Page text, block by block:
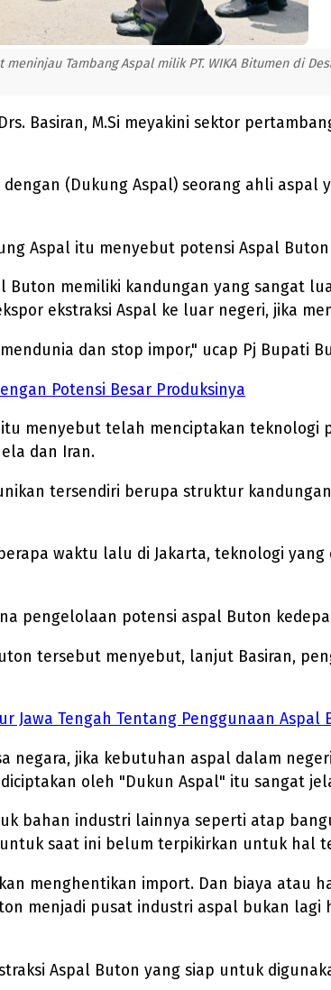
Tambang Aspal milik PT. WIKA Bitumen di
Basiran, M.Si meyakini sektor
(Dukung Aspal) seorang ahli
Aspal itu menyebut potensi Aspal
memiliki kandungan yang sangat
ekstraksi Aspal ke luar negeri, jika
dan stop impor," ucap Pj Bupati
Potensi Besar Produksinya
menyebut telah menciptakan
dan Iran.
tersendiri berupa struktur
waktu lalu di Jakarta, teknologi
pengelolaan potensi aspal Buton
tersebut menyebut, lanjut Basiran,
Jawa Tengah Tentang Penggunaan Aspal
negara, jika kebutuhan aspal dalam
oleh "Dukun Aspal" itu sangat
bahan industri lainnya seperti atap
saat ini belum terpikirkan untuk hal
menghentikan import. Dan biaya atau
menjadi pusat industri aspal bukan
Aspal Buton yang siap untuk